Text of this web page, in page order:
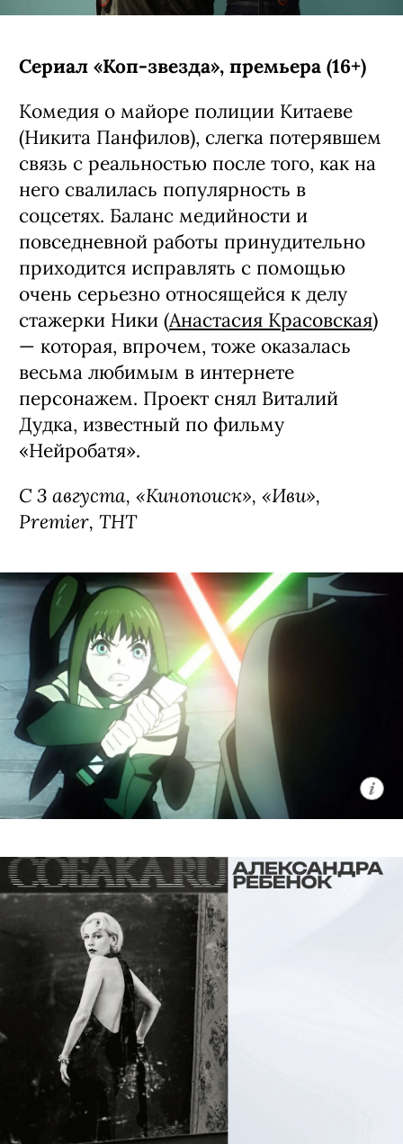
Сериал «Коп-звезда», премьера (16+)
Комедия о майоре полиции Китаеве
(Никита Панфилов), слегка потерявшем
связь с реальностью после того, как на
него свалилась популярность в
соцсетях. Баланс медийности и
повседневной работы принудительно
приходится исправлять с помощью
очень серьезно относящейся к делу
стажерки Ники (Анастасия Красовская)
— которая, впрочем, тоже оказалась
весьма любимым в интернете
персонажем. Проект снял Виталий
Дудка, известный по фильму
«Нейробатя».
С 3 августа, «Кинопоиск», «Иви»,
Premier, ТНТ